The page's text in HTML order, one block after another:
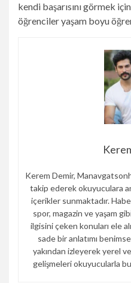
kendi başarısını görmek
öğrenciler yaşam boyu
Kerem Demir,
takip ederek okuyuculara
içerikler sunmaktadır.
spor, magazin ve yaşam
ilgisini çeken konuları ele
sade bir anlatımı
yakından izleyerek yerel
gelişmeleri okuyucularla